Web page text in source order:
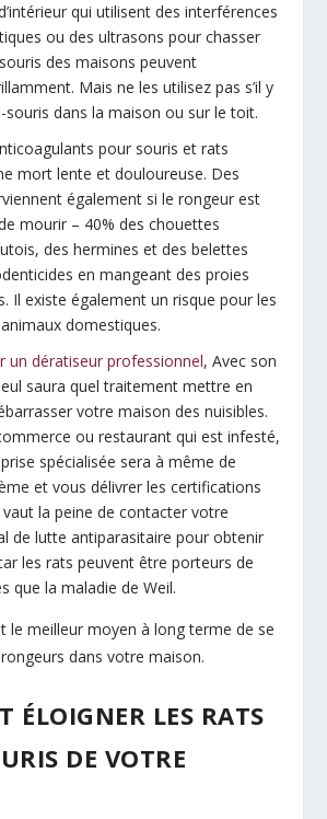
qui utilisent des interférences
ou des ultrasons pour chasser
des maisons peuvent
Mais ne les utilisez pas s’il y
souris dans la maison ou sur le toit.
pour souris et rats
mort lente et douloureuse. Des
également si le rongeur est
mourir – 40% des chouettes
des hermines et des belettes
en mangeant des proies
Il existe également un risque pour les
domestiques.
un dératiseur professionnel, Avec son
saura quel traitement mettre en
votre maison des nuisibles.
ou restaurant qui est infesté,
spécialisée sera à même de
et vous délivrer les certifications
vaut la peine de contacter votre
de lutte antiparasitaire pour obtenir
les rats peuvent être porteurs de
que la maladie de Weil.
le meilleur moyen à long terme de se
dans votre maison.
ÉLOIGNER LES RATS
DE VOTRE